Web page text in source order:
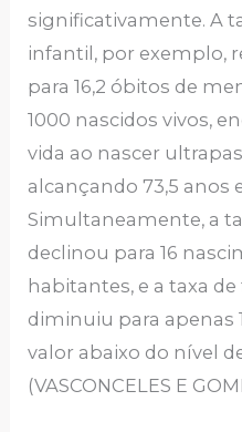
significativamente. A
infantil, por exemplo,
para 16,2 óbitos de
1000 nascidos vivos,
vida ao nascer
alcançando 73,5 anos
Simultaneamente, a
declinou para 16
habitantes, e a taxa
diminuiu para apenas
valor abaixo do nível
(VASCONCELES E